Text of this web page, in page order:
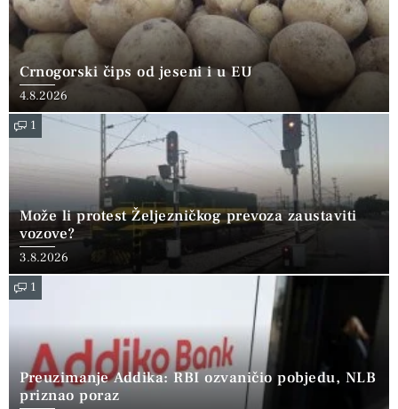
Crnogorski čips od jeseni i u EU
4.8.2026
1
Može li protest Željezničkog prevoza zaustaviti
vozove?
3.8.2026
1
Preuzimanje Addika: RBI ozvaničio pobjedu, NLB
priznao poraz